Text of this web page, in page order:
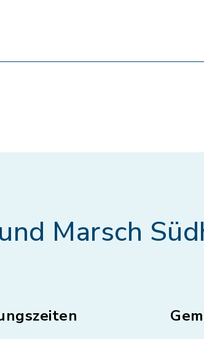
Marsch